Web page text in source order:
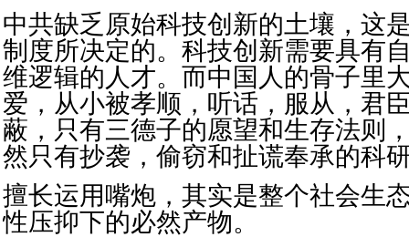
中共缺乏原始科技创新的土壤，这
制度所决定的。科技创新需要具有
维逻辑的人才。而中国人的骨子里
爱，从小被孝顺，听话，服从，君
蔽，只有三德子的愿望和生存法则
然只有抄袭，偷窃和扯谎奉承的科
擅长运用嘴炮，其实是整个社会生
性压抑下的必然产物。